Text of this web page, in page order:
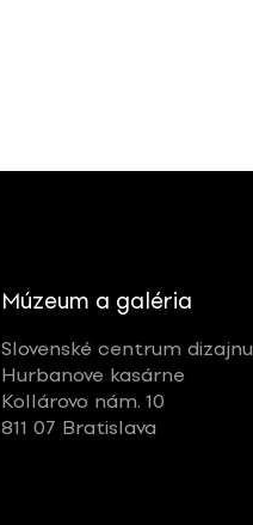
Múzeum a galéria
Slovenské centrum dizajnu
Hurbanove kasárne
Kollárovo nám. 10
811 07 Bratislava